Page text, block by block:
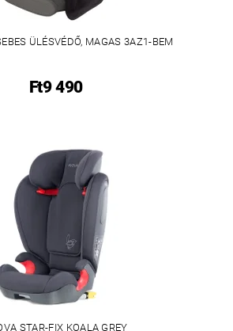
ÜLÉSVÉDŐ, MAGAS 3AZ1-BEM
Ft9 490
STAR-FIX KOALA GREY